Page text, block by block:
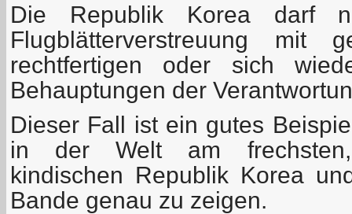
Die Republik Korea darf
Flugblätterverstreuung mit
rechtfertigen oder sich
Behauptungen der
Dieser Fall ist ein gutes
in der Welt am frechsten,
kindischen Republik Korea
Bande genau zu zeigen.